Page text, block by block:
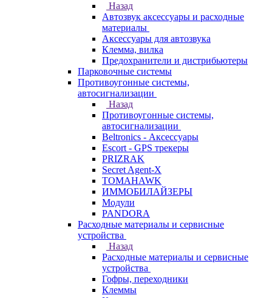
Назад
Автозвук аксессуары и расходные
материалы
Аксессуары для автозвука
Клемма, вилка
Предохранители и дистрибьютеры
Парковочные системы
Противоугонные системы,
автосигнализации
Назад
Противоугонные системы,
автосигнализации
Beltronics - Аксессуары
Escort - GPS трекеры
PRIZRAK
Secret Agent-X
TOMAHAWK
ИММОБИЛАЙЗЕРЫ
Модули
PANDORA
Расходные материалы и сервисные
устройства
Назад
Расходные материалы и сервисные
устройства
Гофры, переходники
Клеммы